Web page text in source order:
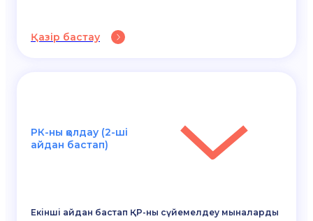
Қазір бастау
РК-ны қолдау (2-ші
айдан бастап)
Екінші айдан бастап ҚР-ны сүйемелдеу мыналарды